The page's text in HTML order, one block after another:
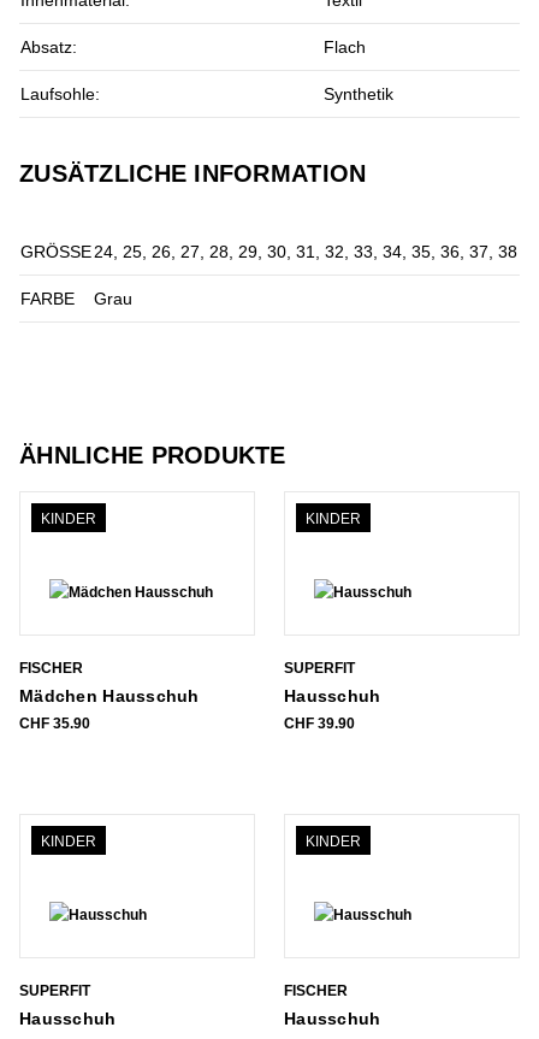
Absatz: Flach
Laufsohle: Synthetik
ZUSÄTZLICHE INFORMATION
GRÖSSE24, 25, 26, 27, 28, 29, 30, 31, 32, 33, 34, 35, 36, 37, 38
FARBE Grau
ÄHNLICHE PRODUKTE
KINDER
FISCHER
Mädchen Hausschuh
CHF 35.90
KINDER
SUPERFIT
Hausschuh
CHF 39.90
KINDER
SUPERFIT
Hausschuh
KINDER
FISCHER
Hausschuh